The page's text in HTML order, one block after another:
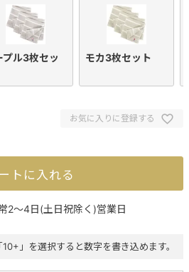
プル3枚セッ
モカ3枚セット
お気に入りに登録する
トに入れる
2～4日(土日祝除く)営業日
」を選択すると数字を書き込めます。